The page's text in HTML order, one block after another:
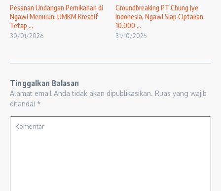
Pesanan Undangan Pernikahan di
Ngawi Menurun, UMKM Kreatif
Tetap ...
30/01/2026
Groundbreaking PT Chung Jye
Indonesia, Ngawi Siap Ciptakan
10.000 ...
31/10/2025
Tinggalkan Balasan
Alamat email Anda tidak akan dipublikasikan. Ruas yang wajib
ditandai *